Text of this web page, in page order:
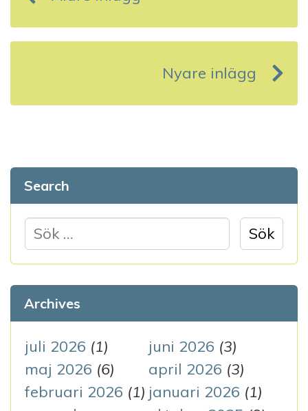
ä
a
v
g
e
r
Nyare inlägg
Search
ö
e
f
t
e
r
Archives
juli 2026 (1) juni 2026 (3)
maj 2026 (6) april 2026 (3)
februari 2026 (1) januari 2026 (1)